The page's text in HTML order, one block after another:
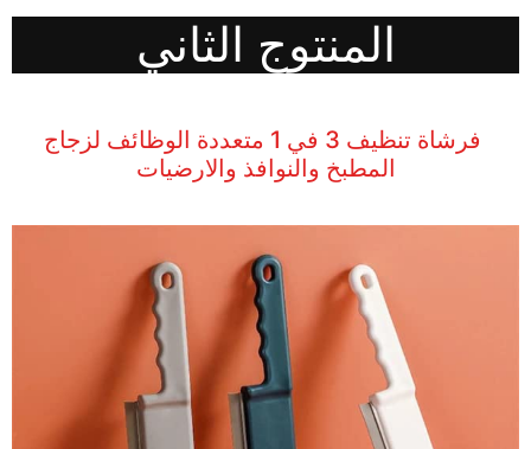
المنتوج الثاني
فرشاة تنظيف 3 في 1 متعددة الوظائف لزجاج
المطبخ والنوافذ والارضيات